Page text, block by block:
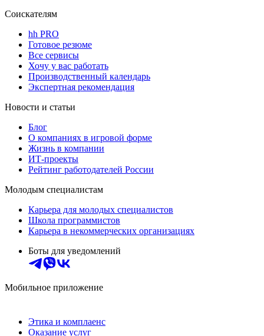
Соискателям
hh PRO
Готовое резюме
Все сервисы
Хочу у вас работать
Производственный календарь
Экспертная рекомендация
Новости и статьи
Блог
О компаниях в игровой форме
Жизнь в компании
ИТ-проекты
Рейтинг работодателей России
Молодым специалистам
Карьера для молодых специалистов
Школа программистов
Карьера в некоммерческих организациях
Боты для уведомлений
Мобильное приложение
Этика и комплаенс
Оказание услуг